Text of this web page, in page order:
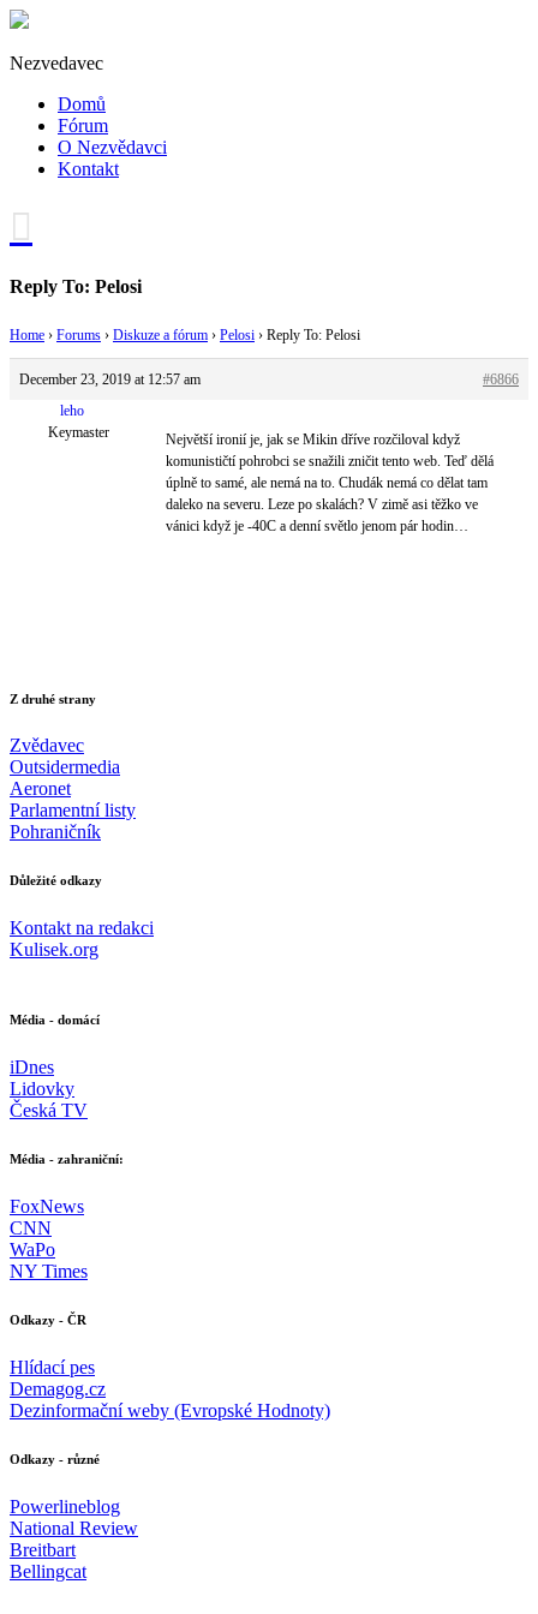
Nezvedavec
Domů
Fórum
O Nezvědavci
Kontakt
Reply To: Pelosi
Home › Forums › Diskuze a fórum › Pelosi › Reply To: Pelosi
December 23, 2019 at 12:57 am
#6866
leho
Keymaster
Největší ironií je, jak se Mikin dříve rozčiloval když
komunističtí pohrobci se snažili zničit tento web. Teď dělá
úplně to samé, ale nemá na to. Chudák nemá co dělat tam
daleko na severu. Leze po skalách? V zimě asi těžko ve
vánici když je -40C a denní světlo jenom pár hodin…
Z druhé strany
Zvědavec
Outsidermedia
Aeronet
Parlamentní listy
Pohraničník
Důležité odkazy
Kontakt na redakci
Kulisek.org
Média - domácí
iDnes
Lidovky
Česká TV
Média - zahraniční:
FoxNews
CNN
WaPo
NY Times
Odkazy - ČR
Hlídací pes
Demagog.cz
Dezinformační weby (Evropské Hodnoty)
Odkazy - různé
Powerlineblog
National Review
Breitbart
Bellingcat